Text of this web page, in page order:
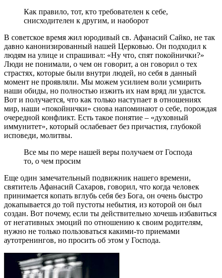
Как правило, тот, кто требователен к себе,
снисходителен к другим, и наоборот
В советское время жил юродивый св. Афанасий Сайко, не так
давно канонизированный нашей Церковью. Он подходил к
людям на улице и спрашивал: «Ну что, спят покойнички?»
Люди не понимали, о чем он говорит, а он говорил о тех
страстях, которые были внутри людей, но себя в данный
момент не проявляли. Мы можем усилием воли усмирить
наши обиды, но полностью изжить их нам вряд ли удастся.
Вот и получается, что как только наступает в отношениях
мир, наши «покойнички» снова напоминают о себе, порождая
очередной конфликт. Есть такое понятие ‒ «духовный
иммунитет», который ослабевает без причастия, глубокой
исповеди, молитвы.
Все мы по мере нашей веры получаем от Господа
то, о чем просим
Еще один замечательный подвижник нашего времени,
святитель Афанасий Сахаров, говорил, что когда человек
принимается копать вглубь себя без Бога, он очень быстро
докапывается до той пустоты небытия, из которой он был
создан. Вот почему, если ты действительно хочешь избавиться
от негативных эмоций по отношению к своим родителям,
нужно не только пользоваться какими-то приемами
аутотренингов, но просить об этом у Господа.